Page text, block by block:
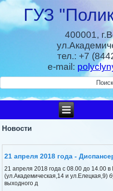
ГУЗ
400001,
тел.: +7
e-mail:
Новости
21 апреля 2018 года -
21 апреля 2018 года с 08.00 до 14.00
(ул.Академическая,14 и ул.Елецкая,9)
выходного д